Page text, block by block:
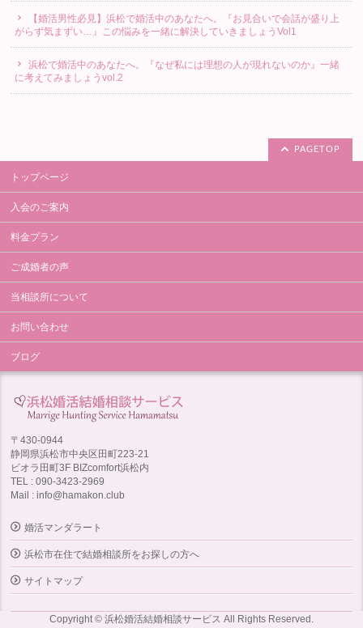
【婚活男性必見】浜松で婚活中のあなたへ。『お見合いで会話が盛り上
がらず気まずい…』この悩みを一緒に解決していきましょうVol1
浜松で婚活中のあなたへ。『なぜ私には理想の人が現れないのか』一緒
に考えてみましょうvol.2
PAGETOP
トップページ
入会のご案内
料金プラン
ご成婚者の声
当相談所について
お問い合わせ
ブログ
〒430-0944
静岡県浜松市中央区田町223-21
ビオラ田町3F BIZcomfort浜松内
TEL : 090-3423-2969
Mail : info@hamakon.club
婚活マンダラート
浜松市在住で結婚相談所をお探しの方へ
サイトマップ
Copyright © 浜松婚活結婚相談サービス All Rights Reserved.